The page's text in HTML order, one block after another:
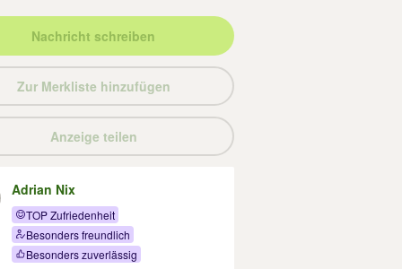
Nachricht schreiben
Zur Merkliste hinzufügen
Anzeige teilen
Adrian Nix
TOP Zufriedenheit
Besonders freundlich
Besonders zuverlässig